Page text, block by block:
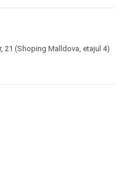
21 (Shoping Malldova, etajul 4)